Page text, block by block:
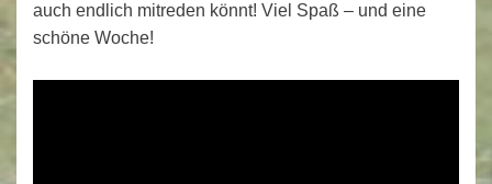
auch endlich mitreden könnt! Viel Spaß – und eine
schöne Woche!